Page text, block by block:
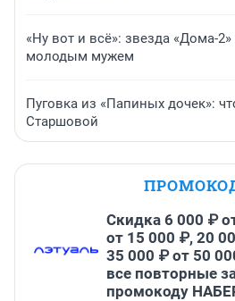
«Ну вот и всё»: звезда «Дома-2»
молодым мужем
Пуговка из «Папиных дочек»:
Старшовой
Скидка 6 000 ₽
от 15 000 ₽, 20
35 000 ₽ от 50
все повторные
промокоду